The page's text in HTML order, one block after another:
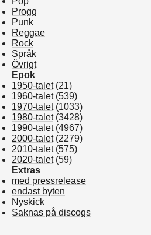
Progg
Punk
Reggae
Rock
Språk
Övrigt
Epok
1950-talet(21)
1960-talet(539)
1970-talet(1033)
1980-talet(3428)
1990-talet(4967)
2000-talet(2279)
2010-talet(575)
2020-talet(59)
Extras
med pressrelease
endast byten
Nyskick
Saknas på discogs